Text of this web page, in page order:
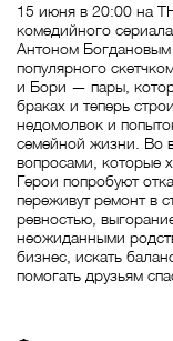
15 июня в 20:00 на
комедийного
Антоном
популярного
и Бори — пары,
браках и теперь
недомолвок и
семейной жизни. Во
вопросами, которые
Герои попробуют
переживут ремонт в
ревностью,
неожиданными
бизнес, искать
помогать друзьям